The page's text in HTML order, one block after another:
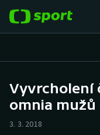
Hokej
Vyvrcholení
omnia mužů
3. 3. 2018